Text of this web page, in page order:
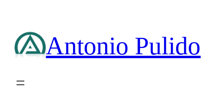
contenido Antonio Pulido